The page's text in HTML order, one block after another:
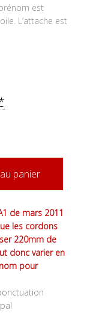
est
L’attache est
panier
de mars 2011
les cordons
220mm de
donc varier en
pour